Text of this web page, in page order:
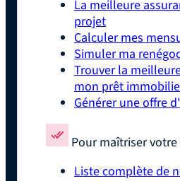
La meilleure
projet
Calculer mes
Simuler ma
Trouver la
mon prêt
Générer une offre
Pour maîtriser votre
Liste complète de